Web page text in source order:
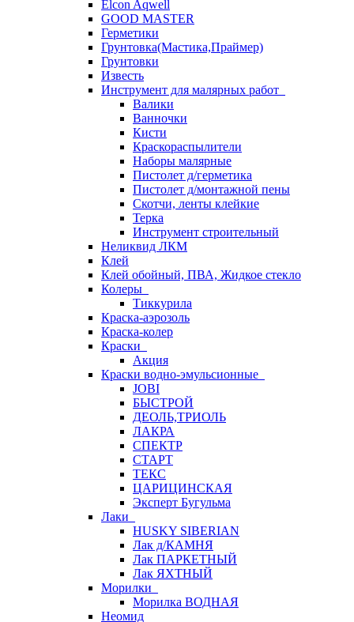
Elcon Aqwell
GOOD MASTER
Герметики
Грунтовка(Мастика,Праймер)
Грунтовки
Известь
Инструмент для малярных работ
Валики
Ванночки
Кисти
Краскораспылители
Наборы малярные
Пистолет д/герметика
Пистолет д/монтажной пены
Скотчи, ленты клейкие
Терка
Инструмент строительный
Неликвид ЛКМ
Клей
Клей обойный, ПВА, Жидкое стекло
Колеры
Тиккурила
Краска-аэрозоль
Краска-колер
Краски
Акция
Краски водно-эмульсионные
JOBI
БЫСТРОЙ
ДЕОЛЬ,ТРИОЛЬ
ЛАКРА
СПЕКТР
СТАРТ
ТЕКС
ЦАРИЦИНСКАЯ
Эксперт Бугульма
Лаки
HUSKY SIBERIAN
Лак д/КАМНЯ
Лак ПАРКЕТНЫЙ
Лак ЯХТНЫЙ
Морилки
Морилка ВОДНАЯ
Неомид